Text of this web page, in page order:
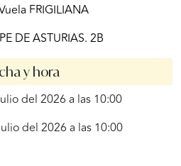
FRIGILIANA
DE ASTURIAS. 2B
y hora
del 2026 a las 10:00
del 2026 a las 10:00